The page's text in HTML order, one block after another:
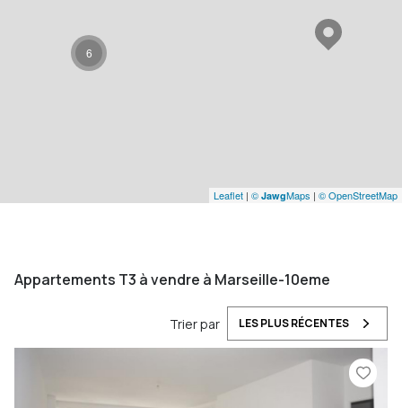
6
Leaflet | © JawgMaps | © OpenStreetMap
Appartements T3 à vendre à Marseille-10eme
Trier par LES PLUS RÉCENTES